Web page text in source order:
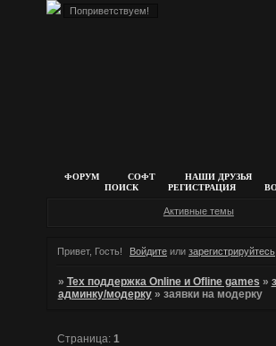
ФОРУМ СОФТ НАШИ ДРУЗЬЯ
ПОИСК
РЕГИСТРАЦИЯ
Активные темы
Привет, Гость! Войдите илизарегистрируйтесь
» Тех поддержка Online и Ofline games »
админку/модерку » заявки на модерку
Страница: 1